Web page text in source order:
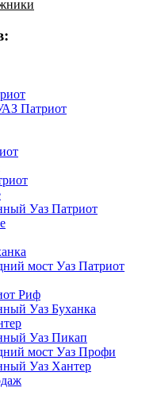
Патриот
Уаз Патриот
мост Уаз Патриот
Риф
Уаз Буханка
Уаз Пикап
мост Уаз Профи
Уаз Хантер